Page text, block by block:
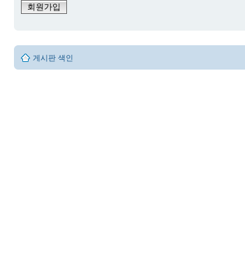
회원가입
게시판 색인